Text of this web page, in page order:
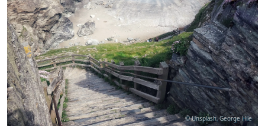
© Unsplash, George Hile